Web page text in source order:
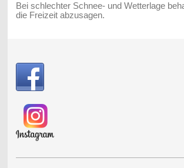
Bei schlechter Schnee- und Wetterlage
die Freizeit abzusagen.